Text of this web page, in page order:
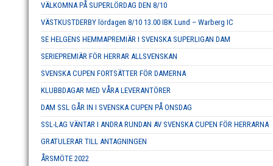
VÄLKOMNA PÅ SUPERLÖRDAG DEN 8/10
VÄSTKUSTDERBY lördagen 8/10 13.00 IBK Lund – Warberg IC
SE HELGENS HEMMAPREMIÄR I SVENSKA SUPERLIGAN DAM
SERIEPREMIÄR FÖR HERRAR ALLSVENSKAN
SVENSKA CUPEN FORTSÄTTER FÖR DAMERNA
KLUBBDAGAR MED VÅRA LEVERANTÖRER
DAM SSL GÅR IN I SVENSKA CUPEN PÅ ONSDAG
SSL-LAG VÄNTAR I ANDRA RUNDAN AV SVENSKA CUPEN FÖR HERRARNA
GRATULERAR TILL ANTAGNINGEN
ÅRSMÖTE 2022